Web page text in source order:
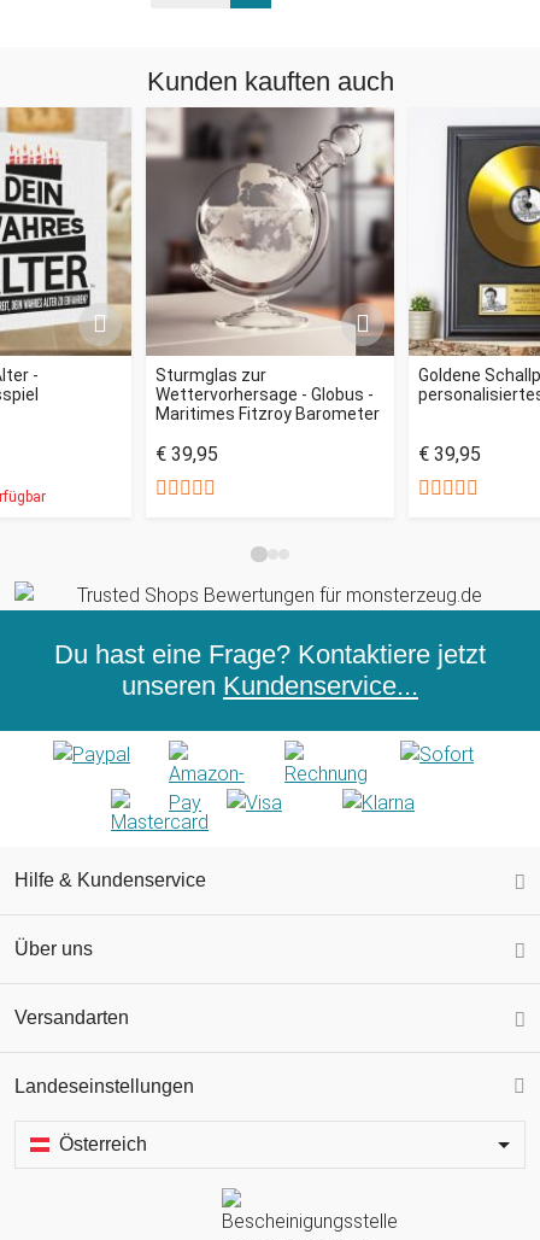
Kunden kauften auch
-
Sturmglas zur
Wettervorhersage - Globus -
Maritimes Fitzroy Barometer
€ 39,95
Goldene
€ 39,95
Du hast eine Frage? Kontaktiere jetzt
unseren Kundenservice...
Hilfe & Kundenservice
Über uns
Versandarten
Landeseinstellungen
Österreich